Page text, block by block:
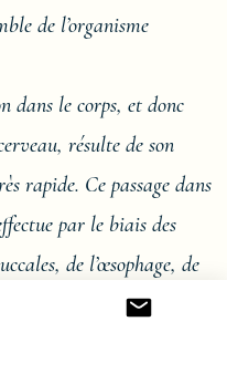
de l’organisme
dans le corps, et donc
résulte de son
rapide. Ce passage dans
par le biais des
de l’œsophage, de
intestins. L’acheminement